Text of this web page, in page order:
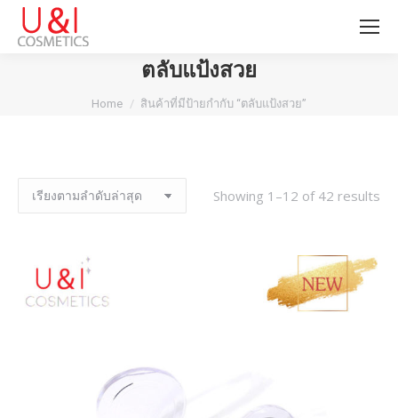
ตลับแป้งสวย
You are here:
Home สินค้าที่มีป้ายกำกับ “ตลับแป้งสวย”
Showing 1–12 of 42 results